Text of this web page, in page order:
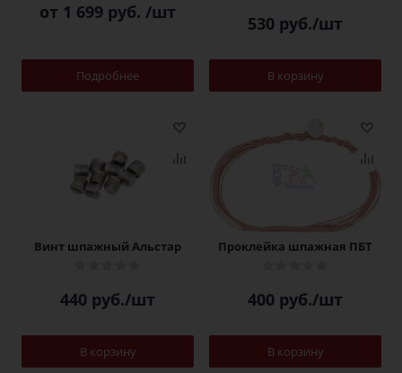
от 1 699 руб. /шт
Подробнее
530 руб./шт
В корзину
Винт шпажный Альстар
440 руб./шт
В корзину
Проклейка шпажная ПБТ
400 руб./шт
В корзину